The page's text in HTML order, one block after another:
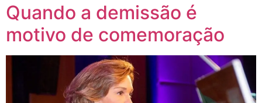
Quando a demissão é
motivo de comemoração